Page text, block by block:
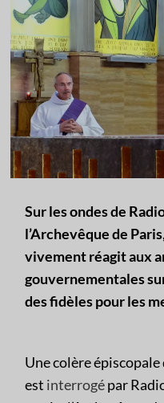
Sur les ondes de
l’Archevêque de
vivement réagit aux
gouvernementales
des fidèles pour les
Une colère
est interrogé par